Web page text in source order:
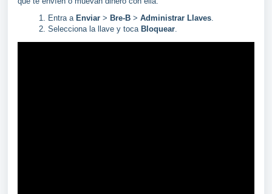
Entra a Enviar > Bre-B > Administrar Llaves
Selecciona la llave y toca Bloquear